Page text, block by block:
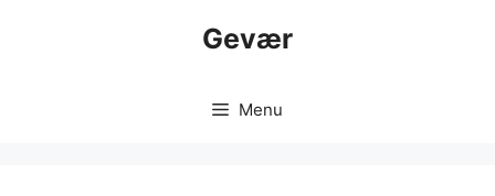
Gevær
Menu